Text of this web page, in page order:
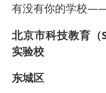
有没有你的学校
北京市科技教育（
实验校
东城区